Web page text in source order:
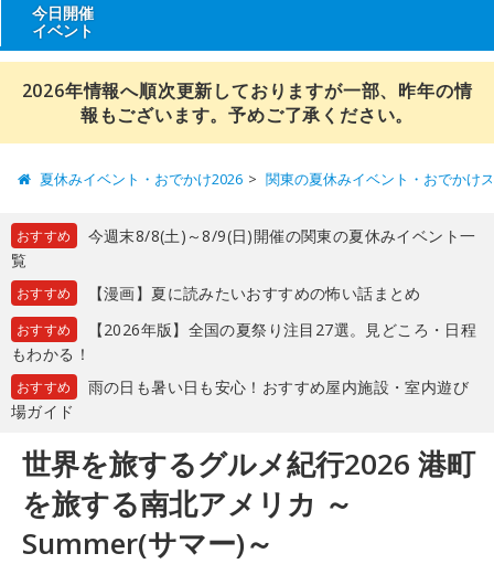
今日開催
イベント
2026年情報へ順次更新しておりますが一部、昨年の情
報もございます。予めご了承ください。
夏休みイベント・おでかけ2026 関東の夏休みイベント・おでかけ
おすすめ
今週末8/8(土)～8/9(日)開催の関東の夏休みイベント一
覧
おすすめ 【漫画】夏に読みたいおすすめの怖い話まとめ
おすすめ
【2026年版】全国の夏祭り注目27選。見どころ・日程
もわかる！
おすすめ
雨の日も暑い日も安心！おすすめ屋内施設・室内遊び
場ガイド
世界を旅するグルメ紀行2026 港町
を旅する南北アメリカ ～
Summer(サマー)～